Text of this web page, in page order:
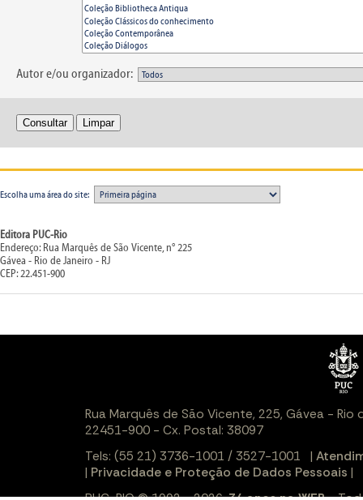
Autor e/ou organizador:
Escolha uma área do site:
Editora PUC-Rio
Endereço: Rua Marquês de São Vicente, n° 225
Gávea - Rio de Janeiro - RJ
CEP: 22.451-900